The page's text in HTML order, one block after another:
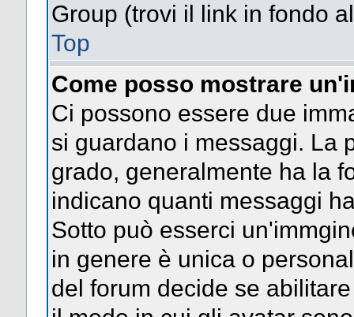
Group (trovi il link in fondo
Top
Come posso mostrare
Ci possono essere due
si guardano i messaggi. La
grado, generalmente ha la
indicano quanti messaggi
Sotto può esserci
in genere è unica o
del forum decide se